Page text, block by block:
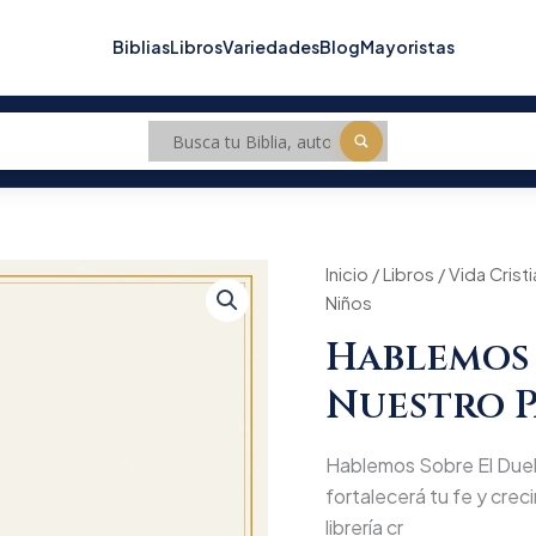
BibliasLibrosVariedadesBlogMayoristas
Inicio /Libros /Vida
Niños
Nuestro
Hablemos Sobre El
fortalecerá tu fe y
librería cr
was:
Hablemos
Sobre
Duelo
/
Nuestro
Pan
Niños
cantidad